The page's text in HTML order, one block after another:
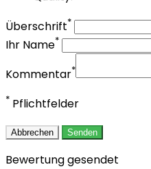
Überschrift*
Ihr Name*
Kommentar*
* Pflichtfelder
Abbrechen Senden
Bewertung gesendet